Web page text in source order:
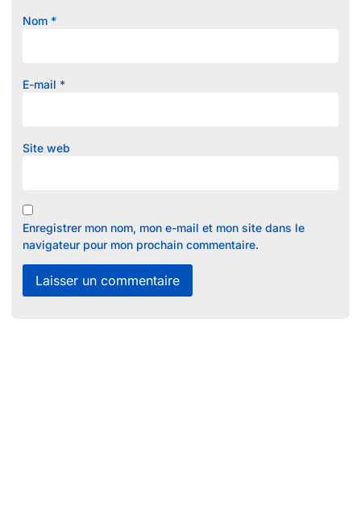
Nom *
E-mail *
Site web
Enregistrer mon nom, mon e-mail et mon site dans le
navigateur pour mon prochain commentaire.